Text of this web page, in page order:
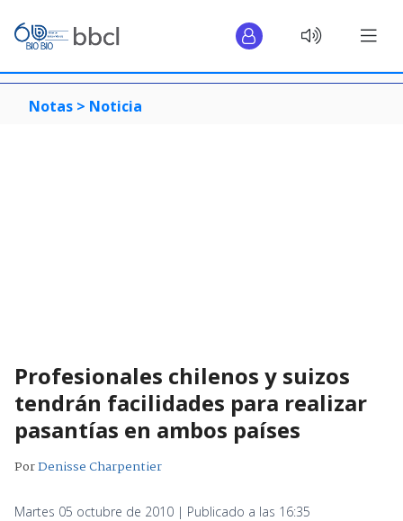
Notas > Noticia
Profesionales chilenos y suizos
tendrán facilidades para realizar
pasantías en ambos países
PorDenisse Charpentier
Martes 05 octubre de 2010 | Publicado a las 16:35